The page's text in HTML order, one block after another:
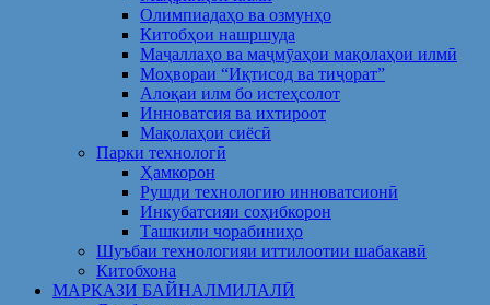
Олимпиадаҳо ва озмунҳо
Китобҳои нашршуда
Маҷаллаҳо ва маҷмӯаҳои мақолаҳои илмӣ
Моҳвораи “Иқтисод ва тиҷорат”
Алоқаи илм бо истеҳсолот
Инноватсия ва ихтироот
Мақолаҳои сиёсӣ
Парки технологӣ
Ҳамкорон
Рушди технологию инноватсионӣ
Инкубатсияи соҳибкорон
Ташкили чорабиниҳо
Шуъбаи технологияи иттилоотии шабакавӣ
Китобхона
МАРКАЗИ БАЙНАЛМИЛАЛӢ